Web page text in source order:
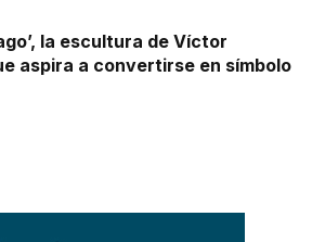
la escultura de Víctor
aspira a convertirse en símbolo